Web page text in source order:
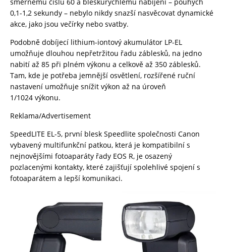
0,1-1,2 sekundy – nebylo nikdy snazší nasvěcovat dynamické
akce, jako jsou večírky nebo svatby.
Podobně dobíjecí lithium-iontový akumulátor LP-EL
umožňuje dlouhou nepřetržitou řadu záblesků, na jedno
nabití až 85 při plném výkonu a celkově až 350 záblesků.
Tam, kde je potřeba jemnější osvětlení, rozšířené ruční
nastavení umožňuje snížit výkon až na úroveň
1/1024 výkonu.
Reklama/Advertisement
SpeedLITE EL-5, první blesk Speedlite společnosti Canon
vybavený multifunkční patkou, která je kompatibilní s
nejnovějšími fotoaparáty řady EOS R, je osazený
pozlacenými kontakty, které zajišťují spolehlivé spojení s
fotoaparátem a lepší komunikaci.